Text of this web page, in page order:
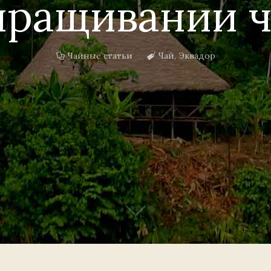
Чайные статьи Чай, Эквадор